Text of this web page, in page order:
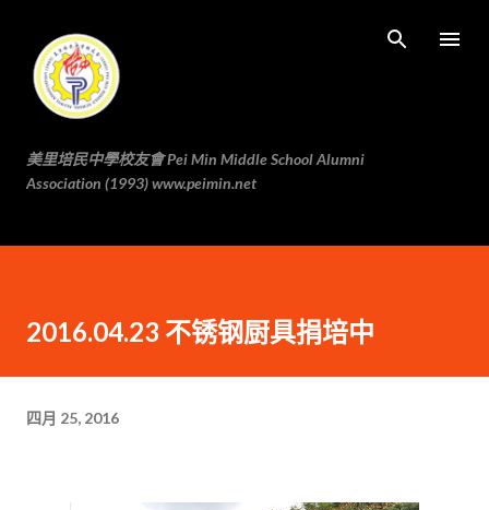
美里培民中學校友會 Pei Min Middle School Alumni
Association (1993) www.peimin.net
2016.04.23 不锈钢厨具捐培中
四月 25, 2016